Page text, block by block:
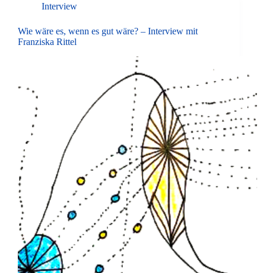
Interview
Wie wäre es, wenn es gut wäre? – Interview mit
Franziska Rittel